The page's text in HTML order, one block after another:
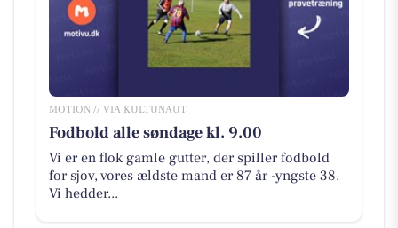
MOTION // VIA KULTUNAUT
Fodbold alle søndage kl. 9.00
Vi er en flok gamle gutter, der spiller fodbold
for sjov, vores ældste mand er 87 år -yngste 38.
Vi hedder...